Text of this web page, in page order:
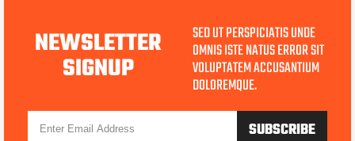
NEWSLETTER
SIGNUP
SED UT PERSPICIATIS UNDE
OMNIS ISTE NATUS ERROR SIT
VOLUPTATEM ACCUSANTIUM
DOLOREMQUE.